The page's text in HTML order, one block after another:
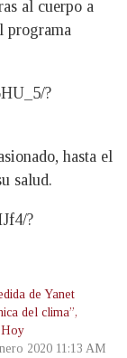
al cuerpo a
programa
?
hasta el
salud.
?
de Yanet
del clima”,
2020 11:13 AM